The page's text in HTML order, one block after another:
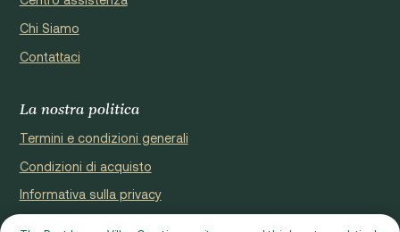
Chi Siamo
Contattaci
La nostra politica
Termini e condizioni generali
Condizioni di acquisto
Informativa sulla privacy